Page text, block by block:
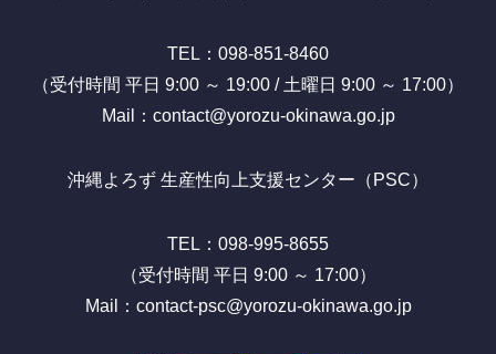
TEL：098-851-8460
（受付時間 平日 9:00 ～ 19:00 / 土曜日 9:00 ～ 17:00）
Mail：contact@yorozu-okinawa.go.jp
沖縄よろず 生産性向上支援センター（PSC）
TEL：098-995-8655
（受付時間 平日 9:00 ～ 17:00）
Mail：contact-psc@yorozu-okinawa.go.jp